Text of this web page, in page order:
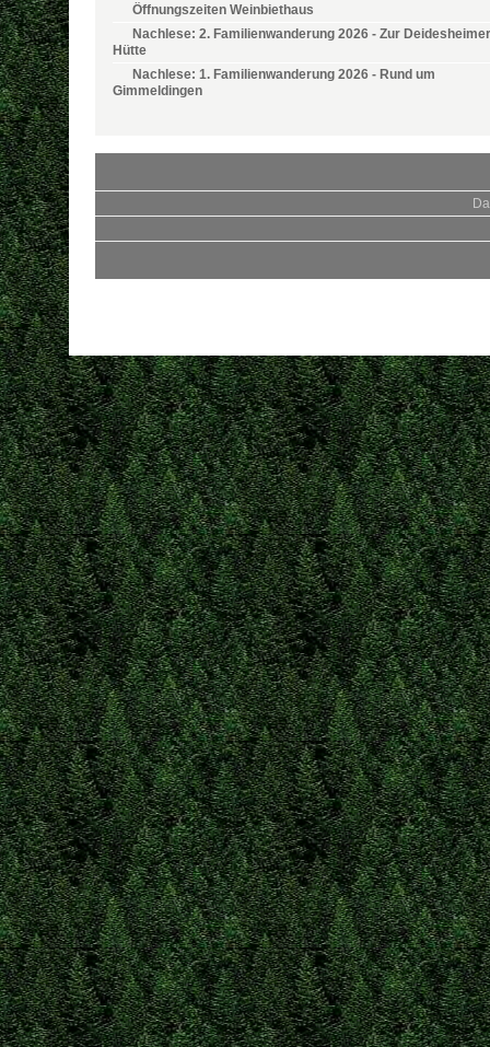
Öffnungszeiten Weinbiethaus
Nachlese: 2. Familienwanderung 2026 - Zur Deidesheimer
Hütte
Nachlese: 1. Familienwanderung 2026 - Rund um
Gimmeldingen